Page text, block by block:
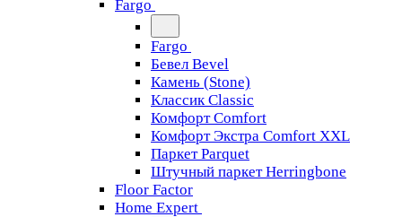
Fargo
Fargo
Бевел Bevel
Камень (Stone)
Классик Classic
Комфорт Comfort
Комфорт Экстра Comfort XXL
Паркет Parquet
Штучный паркет Herringbone
Floor Factor
Home Expert